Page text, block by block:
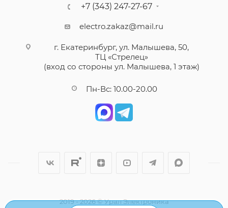
+7 (343) 247-27-67
electro.zakaz@mail.ru
г. Екатеринбург, ул. Малышева, 50,
ТЦ «Стрелец»
(вход со стороны ул. Малышева, 1 этаж)
Пн-Вс: 10.00-20.00
2019 - 2026 © Урал Электроника